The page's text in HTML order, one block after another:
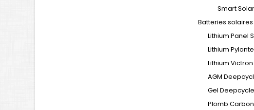
Smart Solar
Batteries solaires
Lithium Panel
Lithium
Lithium
AGM
Gel Deepcycle
Plomb